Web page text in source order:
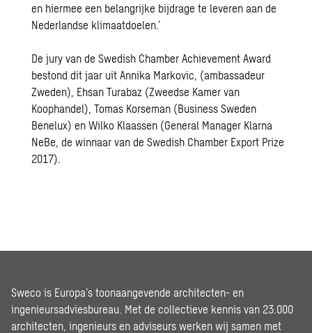
en hiermee een belangrijke bijdrage te leveren aan de
Nederlandse klimaatdoelen.’
De jury van de Swedish Chamber Achievement Award
bestond dit jaar uit Annika Markovic, (ambassadeur
Zweden), Ehsan Turabaz (Zweedse Kamer van
Koophandel), Tomas Korseman (Business Sweden
Benelux) en Wilko Klaassen (General Manager Klarna
NeBe, de winnaar van de Swedish Chamber Export Prize
2017).
Sweco is Europa’s toonaangevende architecten- en
ingenieursadviesbureau. Met de collectieve kennis van 23.000
architecten, ingenieurs en adviseurs werken wij samen met